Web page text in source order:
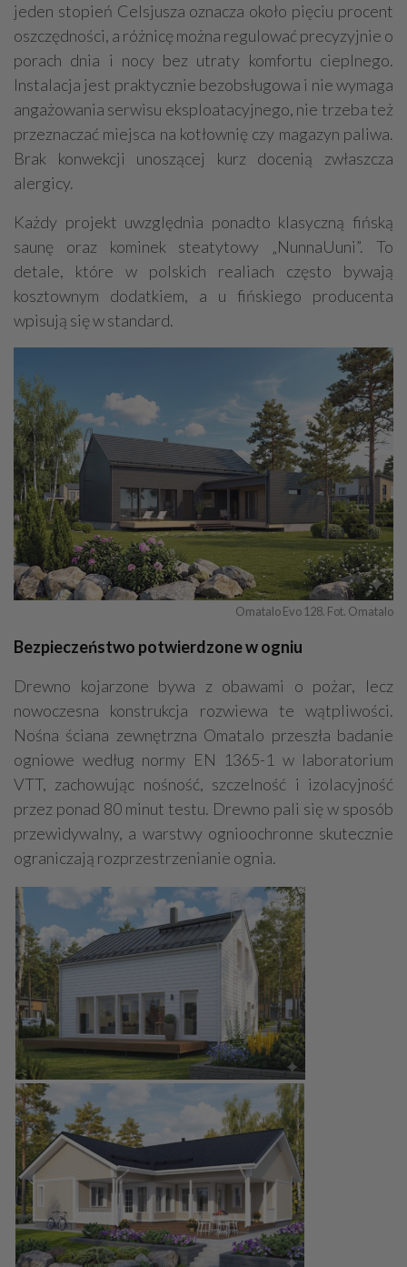
jeden stopień Celsjusza oznacza około pięciu procent
oszczędności, a różnicę można regulować precyzyjnie o
porach dnia i nocy bez utraty komfortu cieplnego.
Instalacja jest praktycznie bezobsługowa i nie wymaga
angażowania serwisu eksploatacyjnego, nie trzeba też
przeznaczać miejsca na kotłownię czy magazyn paliwa.
Brak konwekcji unoszącej kurz docenią zwłaszcza
alergicy.
Każdy projekt uwzględnia ponadto klasyczną fińską
saunę oraz kominek steatytowy „NunnaUuni”. To
detale, które w polskich realiach często bywają
kosztownym dodatkiem, a u fińskiego producenta
wpisują się w standard.
Omatalo Evo 128. Fot. Omatalo
Bezpieczeństwo potwierdzone w ogniu
Drewno kojarzone bywa z obawami o pożar, lecz
nowoczesna konstrukcja rozwiewa te wątpliwości.
Nośna ściana zewnętrzna Omatalo przeszła badanie
ogniowe według normy EN 1365-1 w laboratorium
VTT, zachowując nośność, szczelność i izolacyjność
przez ponad 80 minut testu. Drewno pali się w sposób
przewidywalny, a warstwy ognioochronne skutecznie
ograniczają rozprzestrzenianie ognia.